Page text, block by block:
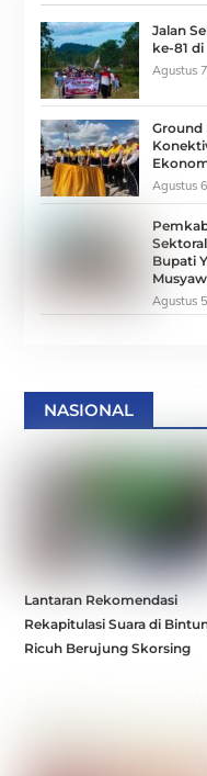
Jalan
ke-81
Agustus
Ground
Agustus
Bupati
Agustus
NASIONAL
Lantaran Rekomendasi
Rekapitulasi Suara di
Ricuh Berujung Skorsing